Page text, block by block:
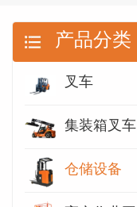
产品分类
叉车
集装箱叉车
仓储设备